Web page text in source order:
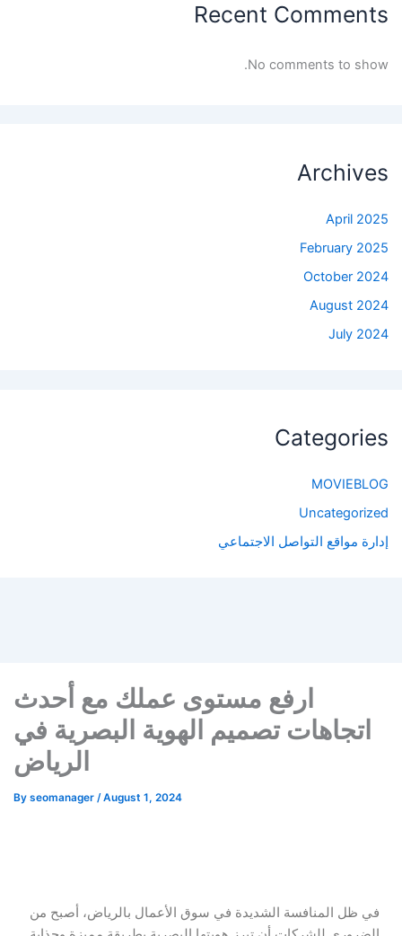
Recent Comments
No comments to show.
Archives
April 2025
February 2025
October 2024
August 2024
July 2024
Categories
MOVIEBLOG
Uncategorized
إدارة مواقع التواصل الاجتماعي
ارفع مستوى عملك مع أحدث
اتجاهات تصميم الهوية البصرية في
الرياض
By seomanager /August 1, 2024
في ظل المنافسة الشديدة في سوق الأعمال بالرياض، أصبح من